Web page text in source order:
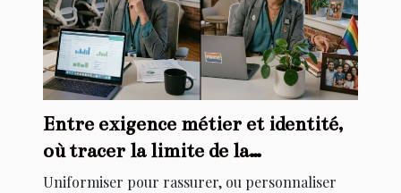
Entre exigence métier et identité,
où tracer la limite de la
personnalisation ?
Uniformiser pour rassurer, ou personnaliser